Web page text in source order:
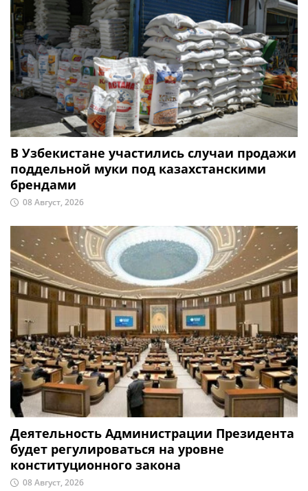
В Узбекистане участились случаи продажи
поддельной муки под казахстанскими
брендами
08 Август, 2026
Деятельность Администрации Президента
будет регулироваться на уровне
конституционного закона
08 Август, 2026